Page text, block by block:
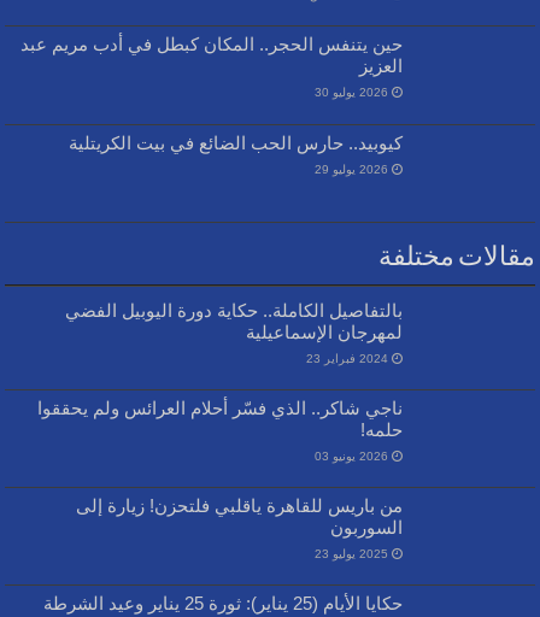
حين يتنفس الحجر.. المكان كبطل في أدب مريم عبد
العزيز
2026 يوليو 30
كيوبيد.. حارس الحب الضائع في بيت الكريتلية
2026 يوليو 29
مقالات مختلفة
بالتفاصيل الكاملة.. حكاية دورة اليوبيل الفضي
لمهرجان الإسماعيلية
2024 فبراير 23
ناجي شاكر.. الذي فسّر أحلام العرائس ولم يحققوا
حلمه!
2026 يونيو 03
من باريس للقاهرة ياقلبي فلتحزن! زيارة إلى
السوربون
2025 يوليو 23
حكايا الأيام (25 يناير): ثورة 25 يناير وعيد الشرطة